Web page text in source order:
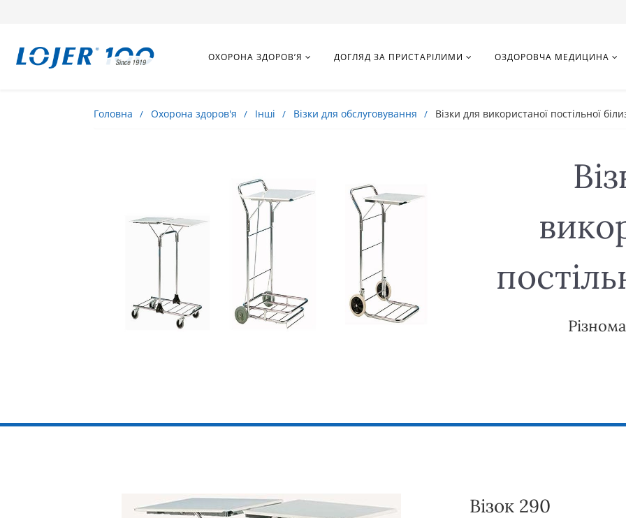
ОХОРОНА ЗДОРОВ’Я ДОГЛЯД ЗА ПРИСТАРІЛИМИ ОЗДОРОВЧА МЕДИЦИНА
Головна Охорона здоров'я Інші Візки для обслуговування Візки для використаної постільної
Візок 290